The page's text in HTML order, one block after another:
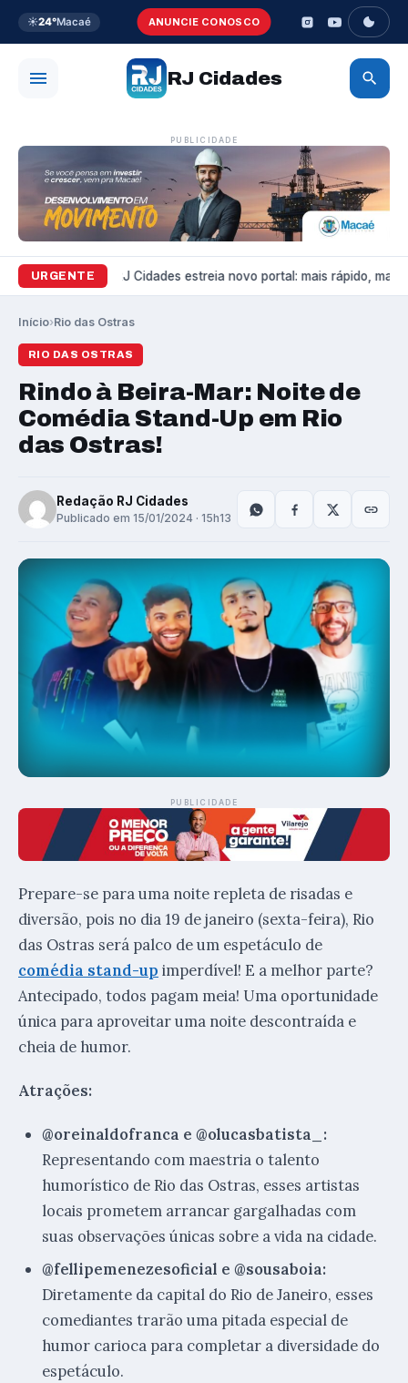
☀️24°Macaé ANUNCIE CONOSCO
RJ Cidades
PUBLICIDADE
URGENTE
Variedades RJ Cidades estreia novo portal: mais rápido, mais
Início›Rio das Ostras
RIO DAS OSTRAS
Rindo à Beira-Mar: Noite de
Comédia Stand-Up em Rio
das Ostras!
Redação RJ Cidades
Publicado em 15/01/2024 · 15h13
PUBLICIDADE
Prepare-se para uma noite repleta de risadas e
diversão, pois no dia 19 de janeiro (sexta-feira), Rio
das Ostras será palco de um espetáculo de
comédia stand-up imperdível! E a melhor parte?
Antecipado, todos pagam meia! Uma oportunidade
única para aproveitar uma noite descontraída e
cheia de humor.
Atrações:
@oreinaldofranca e @olucasbatista_:
Representando com maestria o talento
humorístico de Rio das Ostras, esses artistas
locais prometem arrancar gargalhadas com
suas observações únicas sobre a vida na cidade.
@fellipemenezesoficial e @sousaboia:
Diretamente da capital do Rio de Janeiro, esses
comediantes trarão uma pitada especial de
humor carioca para completar a diversidade do
espetáculo.